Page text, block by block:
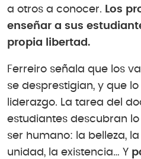
a otros a conocer. Los
enseñar a sus
propia libertad.
Ferreiro señala que los
se desprestigian, y que
liderazgo. La tarea del
estudiantes descubran
ser humano: la belleza,
unidad, la existencia… Y